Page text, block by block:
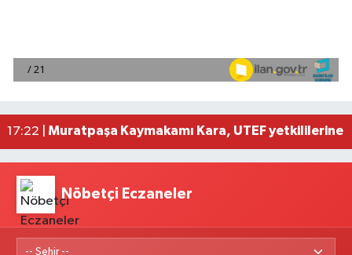
17:40 |
Bolu Dağı Tüneli'nde araç yangını nedeniyle
17:44 |Türkiye'nin özgün havacılık motoru geliştirme
Nöbetçi Eczaneler